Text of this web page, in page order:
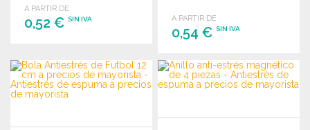
A PARTIR DE
0,52 € SIN IVA
Solicitar un presupuesto
A PARTIR DE
0,54 €SIN IVA
PEDIR
Solicitar un presupuesto